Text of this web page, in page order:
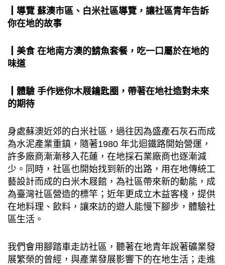
┃導覽 蘇澳市區、⽩米社區導覽，讓社區青年告訴
你在地的故事
┃美食 在地南⽅澳的鯖⿂套餐，吃⼀⼝屬於在地的
味道
┃體驗 ⼿作迷你⽊屐鑰匙圈，帶著在地社造對未來
的期待
⾝處蘇澳近郊的⽩米社區，過往因為盛產⽯灰⽯⽽成
為⽔泥產業重鎮，隨著1980 年北迴鐵路開始營運，
許多廠商漸漸移入花蓮，在地採⽯業廠商也逐漸減
少。同時，社區也開始找到新的出路，⽤在地傳統⼯
藝設計⽽成的⽩米⽊屐館，為社區帶來新的動能，成
為臺灣社區營造的標竿；近年更成立⽊益客棧，提供
在地料理、飲料，讓來訪的遊⼈能慢下腳步，體驗社
區⽣活。
我們會⽤腳踏⾞⾛訪社區，聽著在地青年說著礦業發
展繁榮的曾經，與產業發展影響下的在地⽣活；⾛進